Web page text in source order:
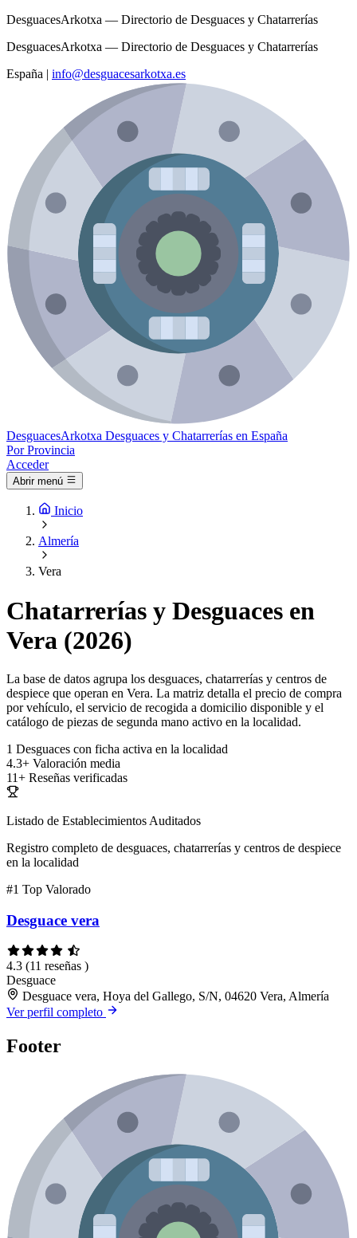
DesguacesArkotxa — Directorio de Desguaces y Chatarrerías
DesguacesArkotxa — Directorio de Desguaces y Chatarrerías
España | info@desguacesarkotxa.es
DesguacesArkotxa Desguaces y Chatarrerías en España
Por Provincia
Acceder
Abrir menú
Inicio
Almería
Vera
Chatarrerías y Desguaces en
Vera (2026)
La base de datos agrupa los desguaces, chatarrerías y centros de
despiece que operan en Vera. La matriz detalla el precio de compra
por vehículo, el servicio de recogida a domicilio disponible y el
catálogo de piezas de segunda mano activo en la localidad.
1 Desguaces con ficha activa en la localidad
4.3+ Valoración media
11+ Reseñas verificadas
Listado de Establecimientos Auditados
Registro completo de desguaces, chatarrerías y centros de despiece
en la localidad
#1 Top Valorado
Desguace vera
4.3 (11 reseñas )
Desguace
Desguace vera, Hoya del Gallego, S/N, 04620 Vera, Almería
Ver perfil completo
Footer